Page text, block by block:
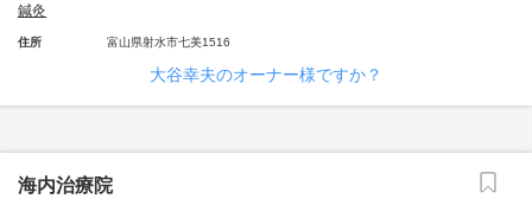
鍼灸
住所 富山県射水市七美1516
大谷幸夫のオーナー様ですか？
海内治療院